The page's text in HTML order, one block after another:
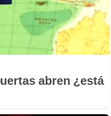
abren ¿está